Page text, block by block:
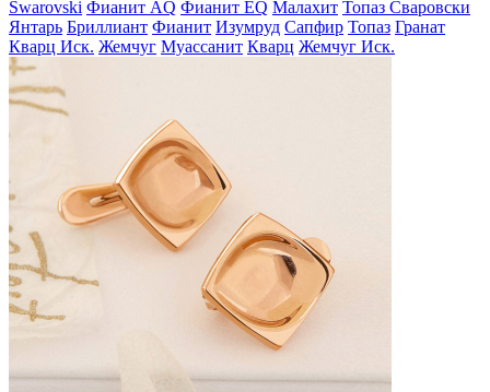
Swarovski Фианит AQ Фианит EQ Малахит Топаз Сваровски
Янтарь Бриллиант Фианит Изумруд Сапфир Топаз Гранат
Кварц Иск. Жемчуг Муассанит Кварц Жемчуг Иск.